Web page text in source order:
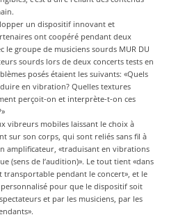
un dispositif innovant et
ont coopéré pendant deux
le groupe de musiciens sourds MUR DU
sourds lors de deux concerts tests en
posés étaient les suivants: «Quels
en vibration? Quelles textures
perçoit-on et interprète-t-on ces
vibreurs mobiles laissant le choix à
sur son corps, qui sont reliés sans fil à
amplificateur, «traduisant en vibrations
(sens de l’audition)». Le tout tient «dans
pendant le concert», et le
pour que le dispositif soit
et par les musiciens, par les